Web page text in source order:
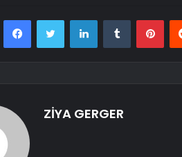
FacebookTwitter LinkedInTumblr
ZİYA GERGER